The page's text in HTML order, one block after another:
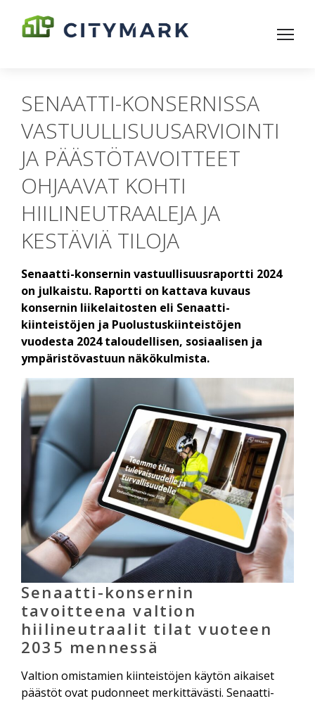
SENAATTI-KONSERNISSA
VASTUULLISUUSARVIOINTI
JA PÄÄSTÖTAVOITTEET
OHJAAVAT KOHTI
HIILINEUTRAALEJA JA
KESTÄVIÄ TILOJA
Senaatti-konsernin vastuullisuusraportti 2024
on julkaistu. Raportti on kattava kuvaus
konsernin liikelaitosten eli Senaatti-
kiinteistöjen ja Puolustuskiinteistöjen
vuodesta 2024 taloudellisen, sosiaalisen ja
ympäristövastuun näkökulmista.
Senaatti-konsernin
tavoitteena valtion
hiilineutraalit tilat vuoteen
2035 mennessä
Valtion omistamien kiinteistöjen käytön aikaiset
päästöt ovat pudonneet merkittävästi. Senaatti-